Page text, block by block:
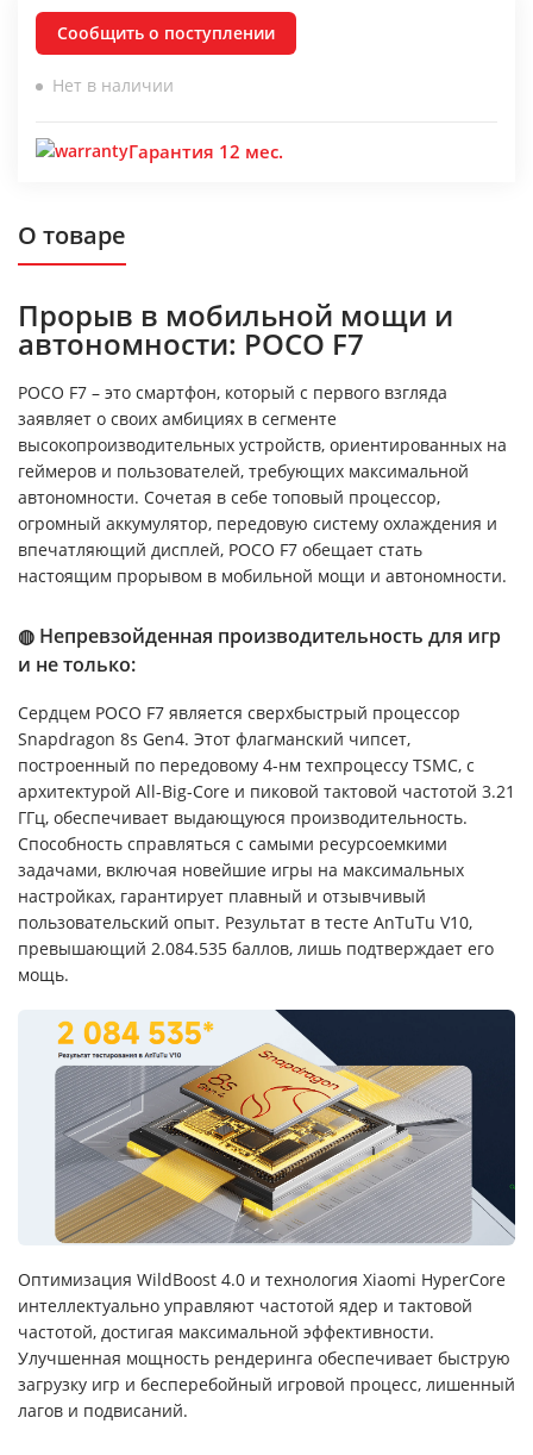
Сообщить о поступлении
Нет в наличии
Гарантия 12 мес.
О товаре
Прорыв в мобильной мощи и
автономности: POCO F7
POCO F7 – это смартфон, который с первого взгляда
заявляет о своих амбициях в сегменте
высокопроизводительных устройств, ориентированных на
геймеров и пользователей, требующих максимальной
автономности. Сочетая в себе топовый процессор,
огромный аккумулятор, передовую систему охлаждения и
впечатляющий дисплей, POCO F7 обещает стать
настоящим прорывом в мобильной мощи и автономности.
◍ Непревзойденная производительность для игр
и не только:
Сердцем POCO F7 является сверхбыстрый процессор
Snapdragon 8s Gen4. Этот флагманский чипсет,
построенный по передовому 4-нм техпроцессу TSMC, с
архитектурой All-Big-Core и пиковой тактовой частотой 3.21
ГГц, обеспечивает выдающуюся производительность.
Способность справляться с самыми ресурсоемкими
задачами, включая новейшие игры на максимальных
настройках, гарантирует плавный и отзывчивый
пользовательский опыт. Результат в тесте AnTuTu V10,
превышающий 2.084.535 баллов, лишь подтверждает его
мощь.
Оптимизация WildBoost 4.0 и технология Xiaomi HyperCore
интеллектуально управляют частотой ядер и тактовой
частотой, достигая максимальной эффективности.
Улучшенная мощность рендеринга обеспечивает быструю
загрузку игр и бесперебойный игровой процесс, лишенный
лагов и подвисаний.